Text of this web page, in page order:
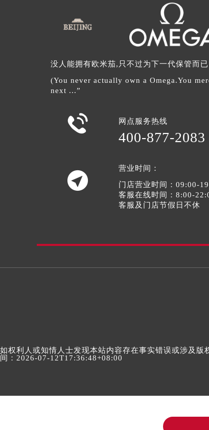
没人能拥有欧米茄,只不过为下一代保管而已
(You never actually own a Omega.You
next ...”
 网点服务热线
400-877-2083

营业时间：
门店营业时间：09:00-
客服在线时间：8:00-
客服及门店节假日不休
如权利人或知情人士发现本站内容存在事实错误或涉及
间：2026-07-12T17:36:48+08:00